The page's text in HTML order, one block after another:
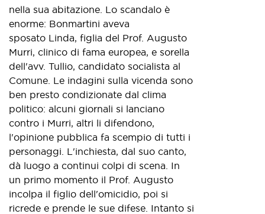
nella sua abitazione. Lo scandalo è
enorme: Bonmartini aveva
sposato Linda, figlia del Prof. Augusto
Murri, clinico di fama europea, e sorella
dell'avv. Tullio, candidato socialista al
Comune. Le indagini sulla vicenda sono
ben presto condizionate dal clima
politico: alcuni giornali si lanciano
contro i Murri, altri li difendono,
l'opinione pubblica fa scempio di tutti i
personaggi. L'inchiesta, dal suo canto,
dà luogo a continui colpi di scena. In
un primo momento il Prof. Augusto
incolpa il figlio dell'omicidio, poi si
ricrede e prende le sue difese. Intanto si